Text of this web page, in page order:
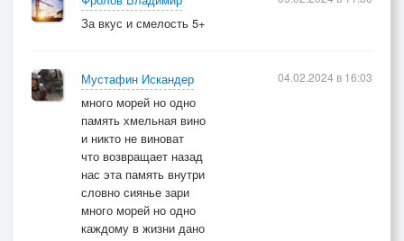
За вкус и смелость 5+
Мустафин Искандер
много морей но одно
память хмельная вино
и никто не виноват
что возвращает назад
нас эта память внутри
словно сиянье зари
много морей но одно
каждому в жизни дано
04.02.2024 в 16:03